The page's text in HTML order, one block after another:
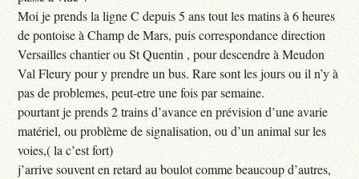
Moi je prends la ligne C depuis 5 ans tout les matins à 6 heures
de pontoise à Champ de Mars, puis correspondance direction
Versailles chantier ou St Quentin , pour descendre à Meudon
Val Fleury pour y prendre un bus. Rare sont les jours ou il n’y à
pas de problemes, peut-etre une fois par semaine.
pourtant je prends 2 trains d’avance en prévision d’une avarie
matériel, ou problème de signalisation, ou d’un animal sur les
voies,( la c’est fort)
j’arrive souvent en retard au boulot comme beaucoup d’autres,